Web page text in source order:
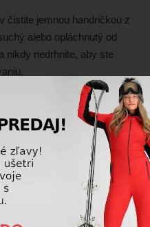
čistite jemnou handričkou z
alebo opláchnutý od
nikdy nedrhnite, aby ste
S0–S4 pre lyžiarske
koľko svetla prepustí